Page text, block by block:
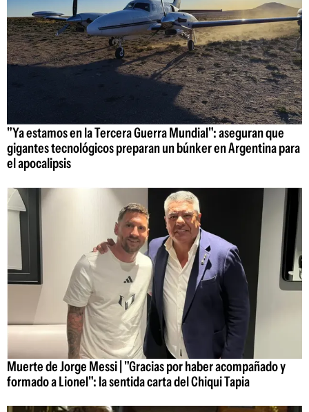
"Ya estamos en la Tercera Guerra Mundial": aseguran que
gigantes tecnológicos preparan un búnker en Argentina para
el apocalipsis
Muerte de Jorge Messi | "Gracias por haber acompañado y
formado a Lionel": la sentida carta del Chiqui Tapia